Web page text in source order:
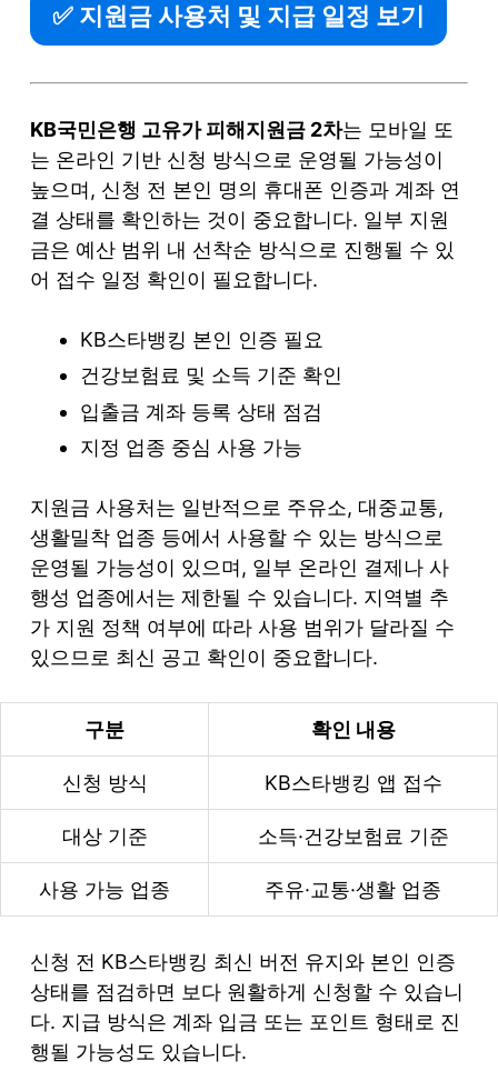
✅ 지원금 사용처 및 지급 일정 보기
KB국민은행 고유가 피해지원금 2차는 모바일 또
는 온라인 기반 신청 방식으로 운영될 가능성이
높으며, 신청 전 본인 명의 휴대폰 인증과 계좌 연
결 상태를 확인하는 것이 중요합니다. 일부 지원
금은 예산 범위 내 선착순 방식으로 진행될 수 있
어 접수 일정 확인이 필요합니다.
KB스타뱅킹 본인 인증 필요
건강보험료 및 소득 기준 확인
입출금 계좌 등록 상태 점검
지정 업종 중심 사용 가능
지원금 사용처는 일반적으로 주유소, 대중교통,
생활밀착 업종 등에서 사용할 수 있는 방식으로
운영될 가능성이 있으며, 일부 온라인 결제나 사
행성 업종에서는 제한될 수 있습니다. 지역별 추
가 지원 정책 여부에 따라 사용 범위가 달라질 수
있으므로 최신 공고 확인이 중요합니다.
구분 확인 내용
신청 방식 KB스타뱅킹 앱 접수
대상 기준 소득·건강보험료 기준
사용 가능 업종 주유·교통·생활 업종
신청 전 KB스타뱅킹 최신 버전 유지와 본인 인증
상태를 점검하면 보다 원활하게 신청할 수 있습니
다. 지급 방식은 계좌 입금 또는 포인트 형태로 진
행될 가능성도 있습니다.